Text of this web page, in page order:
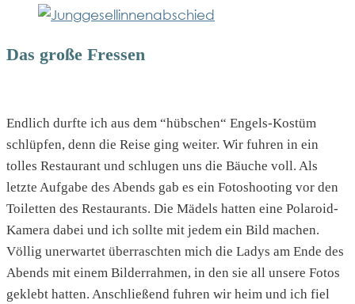
Das große Fressen
Endlich durfte ich aus dem “hübschen“ Engels-Kostüm
schlüpfen, denn die Reise ging weiter. Wir fuhren in ein
tolles Restaurant und schlugen uns die Bäuche voll. Als
letzte Aufgabe des Abends gab es ein Fotoshooting vor den
Toiletten des Restaurants. Die Mädels hatten eine Polaroid-
Kamera dabei und ich sollte mit jedem ein Bild machen.
Völlig unerwartet überraschten mich die Ladys am Ende des
Abends mit einem Bilderrahmen, in den sie all unsere Fotos
geklebt hatten. Anschließend fuhren wir heim und ich fiel